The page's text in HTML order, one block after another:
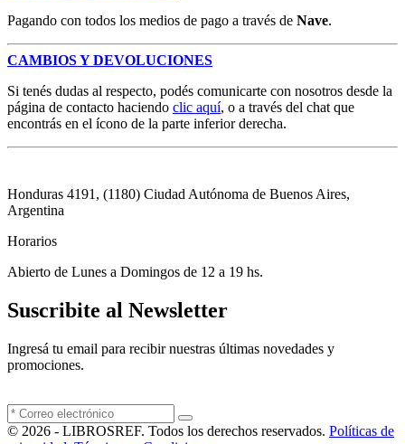
Pagando con todos los medios de pago a través de Nave.
CAMBIOS Y DEVOLUCIONES
Si tenés dudas al respecto, podés comunicarte con nosotros desde la
página de contacto haciendo clic aquí, o a través del chat que
encontrás en el ícono de la parte inferior derecha.
Honduras 4191, (1180) Ciudad Autónoma de Buenos Aires,
Argentina
Horarios
Abierto de Lunes a Domingos de 12 a 19 hs.
Suscribite al Newsletter
Ingresá tu email para recibir nuestras últimas novedades y
promociones.
© 2026 - LIBROSREF. Todos los derechos reservados. Políticas de